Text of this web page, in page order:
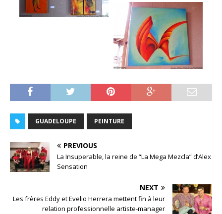
GUADELOUPE PEINTURE
PREVIOUS
La Insuperable, la reine de “La Mega Mezcla” d’Alex
Sensation
NEXT
Les frères Eddy et Evelio Herrera mettent fin à leur
relation professionnelle artiste-manager